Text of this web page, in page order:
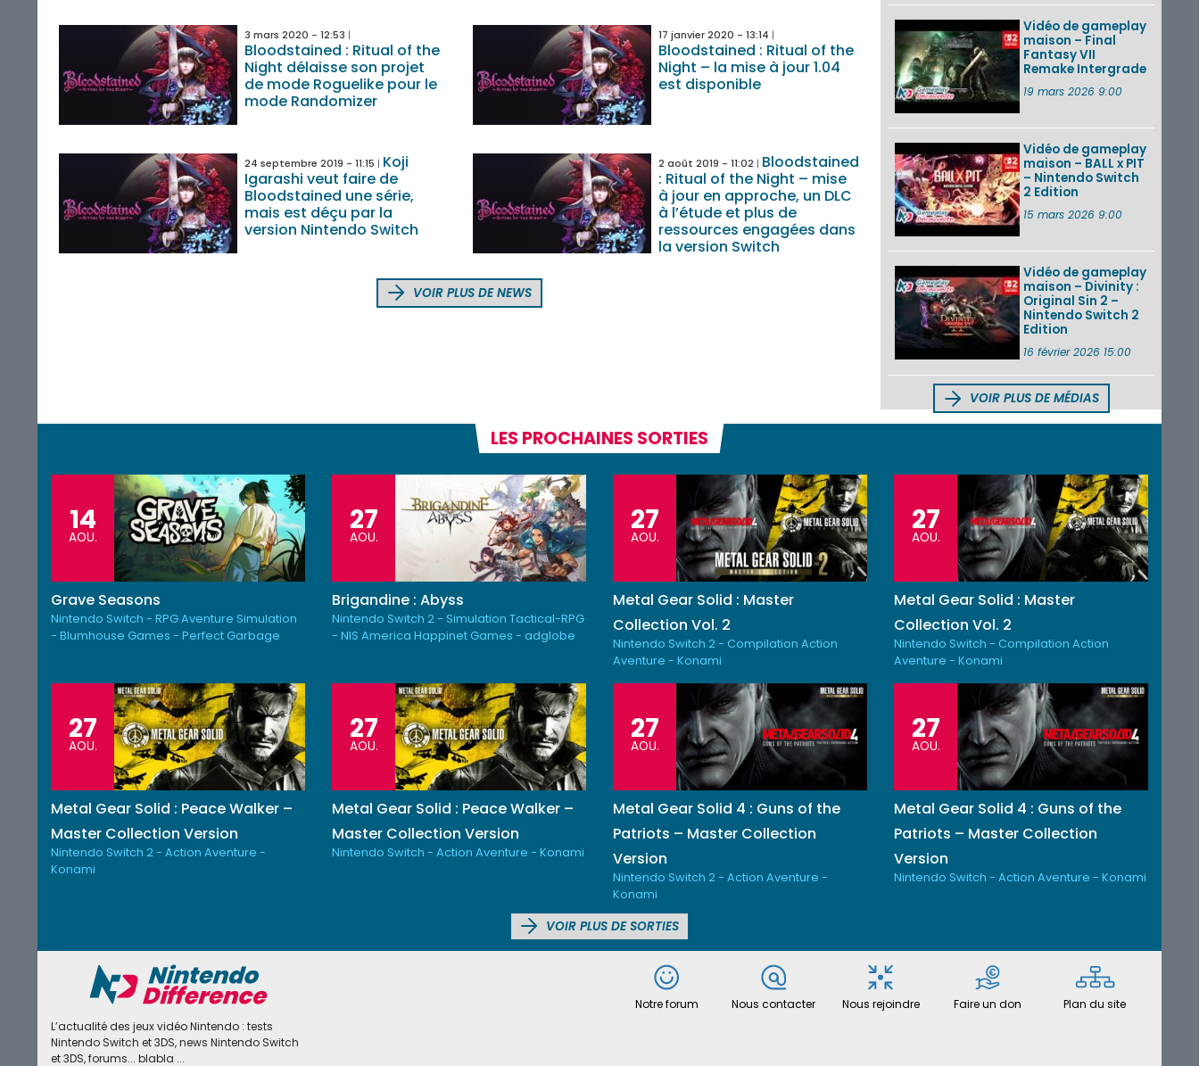
3 mars 2020 - 12:53
Bloodstained : Ritual of the
Night délaisse son projet
de mode Roguelike pour le
mode Randomizer
17 janvier 2020 - 13:14
Bloodstained : Ritual of the
Night – la mise à jour 1.04
est disponible
24 septembre 2019 - 11:15
Koji
Igarashi veut faire de
Bloodstained une série,
mais est déçu par la
version Nintendo Switch
2 août 2019 - 11:02
Bloodstained
: Ritual of the Night – mise
à jour en approche, un DLC
à l’étude et plus de
ressources engagées dans
la version Switch
VOIR PLUS DE NEWS
Vidéo de gameplay
maison – Final
Fantasy VII
Remake Intergrade
19 mars 2026 9:00
Vidéo de gameplay
maison – BALL x PIT
– Nintendo Switch
2 Edition
15 mars 2026 9:00
Vidéo de gameplay
maison – Divinity :
Original Sin 2 –
Nintendo Switch 2
Edition
16 février 2026 15:00
VOIR PLUS DE MÉDIAS
LES PROCHAINES SORTIES
14
AOU.
Grave Seasons
Nintendo Switch - RPG Aventure Simulation
- Blumhouse Games - Perfect Garbage
27
AOU.
Brigandine : Abyss
Nintendo Switch 2 - Simulation Tactical-RPG
- NIS America Happinet Games - adglobe
27
AOU.
Metal Gear Solid : Master
Collection Vol. 2
Nintendo Switch 2 - Compilation Action
Aventure - Konami
27
AOU.
Metal Gear Solid : Master
Collection Vol. 2
Nintendo Switch - Compilation Action
Aventure - Konami
27
AOU.
Metal Gear Solid : Peace Walker –
Master Collection Version
Nintendo Switch 2 - Action Aventure -
Konami
27
AOU.
Metal Gear Solid : Peace Walker –
Master Collection Version
Nintendo Switch - Action Aventure - Konami
27
AOU.
Metal Gear Solid 4 : Guns of the
Patriots – Master Collection
Version
Nintendo Switch 2 - Action Aventure -
Konami
27
AOU.
Metal Gear Solid 4 : Guns of the
Patriots – Master Collection
Version
Nintendo Switch - Action Aventure - Konami
VOIR PLUS DE SORTIES
L’actualité des jeux vidéo Nintendo : tests
Nintendo Switch et 3DS, news Nintendo Switch
et 3DS, forums... blabla ...
Notre forum Nous contacter Nous rejoindre Faire un don Plan du site